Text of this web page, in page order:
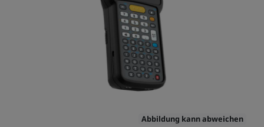
Abbildung kann abweichen